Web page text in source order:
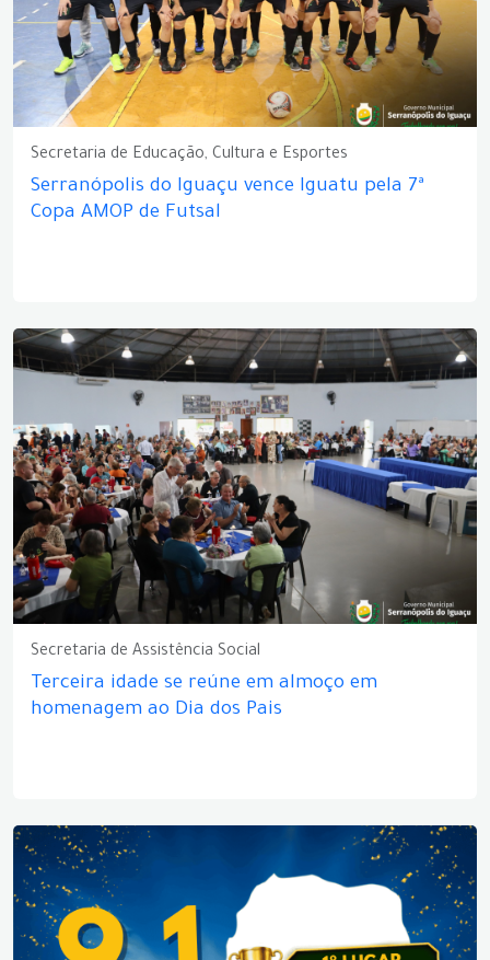
Secretaria de Educação, Cultura e Esportes
Serranópolis do Iguaçu vence Iguatu pela 7ª
Copa AMOP de Futsal
Secretaria de Assistência Social
Terceira idade se reúne em almoço em
homenagem ao Dia dos Pais